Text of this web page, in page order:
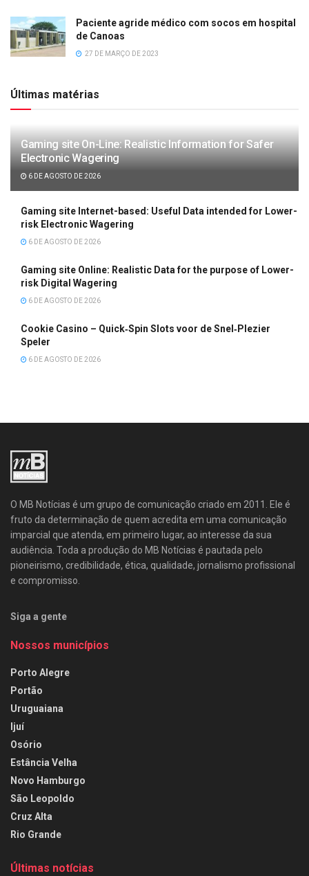
Paciente agride médico com socos em hospital
de Canoas
27 DE MARÇO DE 2023
Últimas matérias
Gaming site On-Line: Realistic Information for Safer
Electronic Wagering
6 DE AGOSTO DE 2026
Gaming site Internet-based: Useful Data intended for Lower-
risk Electronic Wagering
6 DE AGOSTO DE 2026
Gaming site Online: Realistic Data for the purpose of Lower-
risk Digital Wagering
6 DE AGOSTO DE 2026
Cookie Casino – Quick‑Spin Slots voor de Snel‑Plezier
Speler
6 DE AGOSTO DE 2026
O MB Notícias é um grupo de comunicação criado em 2011. Ele é
fruto da determinação de quem acredita em uma comunicação
imparcial que atenda, em primeiro lugar, ao interesse da sua
audiência. Toda a produção do MB Notícias é pautada pelo
pioneirismo, credibilidade, ética, qualidade, jornalismo profissional
e compromisso.
Siga a gente
Nossos municípios
Porto Alegre
Portão
Uruguaiana
Ijuí
Osório
Estância Velha
Novo Hamburgo
São Leopoldo
Cruz Alta
Rio Grande
Últimas notícias